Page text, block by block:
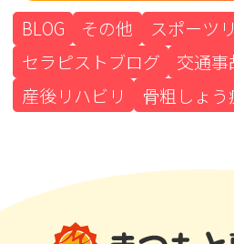
BLOG その他
スポーツ
セラピストブログ
交通事
産後リハビリ
骨粗しょう